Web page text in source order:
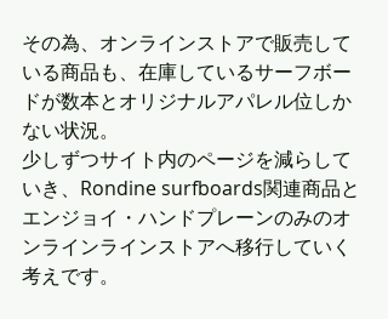
その為、オンラインストアで販売して
いる商品も、在庫しているサーフボー
ドが数本とオリジナルアパレル位しか
ない状況。
少しずつサイト内のページを減らして
いき、Rondine surfboards関連商品と
エンジョイ・ハンドプレーンのみのオ
ンラインラインストアへ移行していく
考えです。